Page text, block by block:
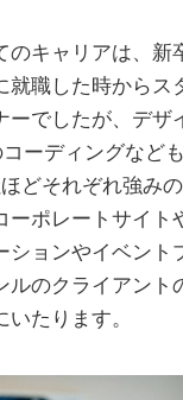
のキャリアは、新
就職した時からス
ーでしたが、デザ
ーディングなど
どそれぞれ強み
ーポレートサイト
ションやイベント
ルのクライアント
たります。